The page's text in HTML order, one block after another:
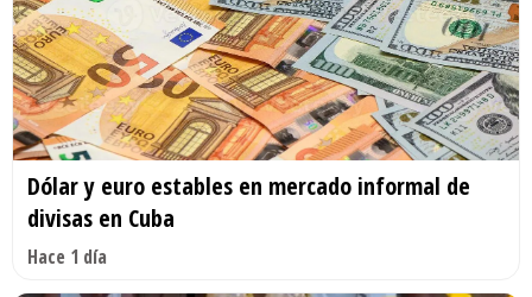
Dólar y euro estables en mercado informal de
divisas en Cuba
Hace 1 día